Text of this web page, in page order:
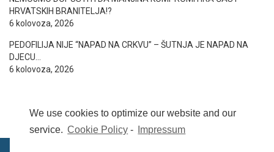
We use cookies to optimize our website and our
service. Cookie Policy - Impressum
HRVATSKIH BRANITELJA!?
6 kolovoza, 2026
PEDOFILIJA NIJE “NAPAD NA CRKVU” – ŠUTNJA JE NAPAD NA
DJECU…
6 kolovoza, 2026